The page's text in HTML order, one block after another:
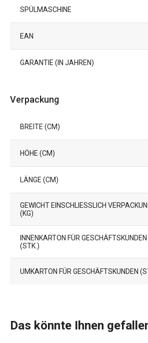
SPÜLMASCHINE
EAN
GARANTIE (IN JAHREN)
Verpackung
BREITE (CM)
HÖHE (CM)
LÄNGE (CM)
GEWICHT EINSCHLIESSLICH
KG)
INNENKARTON FÜR GESCHÄFTSKUNDEN
(STK.)
UMKARTON FÜR GESCHÄFTSKUNDEN
Das könnte Ihnen